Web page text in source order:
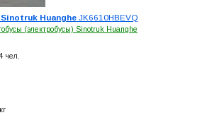
Sinotruk HuangheJK6610HBEVQ
(электробусы) Sinotruk Huanghe
чел.